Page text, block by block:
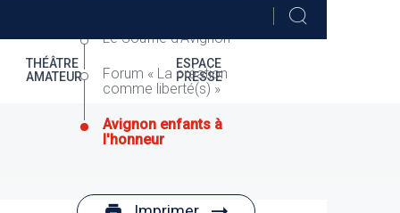
THÉÂTRE
AMATEUR
ESPACE
PRESSE
Le Souffle d'Avignon
Forum « La création
comme liberté(s) »
Avignon enfants à
l'honneur